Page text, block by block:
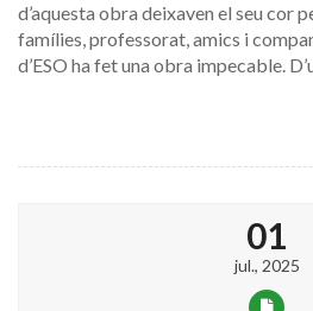
d’aquesta obra deixaven el seu cor
famílies, professorat, amics i
d’ESO ha fet una obra impecable.
01
jul., 2025